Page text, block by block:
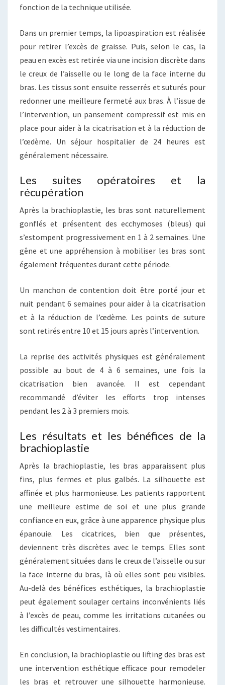
fonction de la technique utilisée.
Dans un premier temps, la lipoaspiration est réalisée
pour retirer l’excès de graisse. Puis, selon le cas, la
peau en excès est retirée via une incision discrète dans
le creux de l’aisselle ou le long de la face interne du
bras. Les tissus sont ensuite resserrés et suturés pour
redonner une meilleure fermeté aux bras. À l’issue de
l’intervention, un pansement compressif est mis en
place pour aider à la cicatrisation et à la réduction de
l’œdème. Un séjour hospitalier de 24 heures est
généralement nécessaire.
Les suites opératoires et la
récupération
Après la brachioplastie, les bras sont naturellement
gonflés et présentent des ecchymoses (bleus) qui
s’estompent progressivement en 1 à 2 semaines. Une
gêne et une appréhension à mobiliser les bras sont
également fréquentes durant cette période.
Un manchon de contention doit être porté jour et
nuit pendant 6 semaines pour aider à la cicatrisation
et à la réduction de l’œdème. Les points de suture
sont retirés entre 10 et 15 jours après l’intervention.
La reprise des activités physiques est généralement
possible au bout de 4 à 6 semaines, une fois la
cicatrisation bien avancée. Il est cependant
recommandé d’éviter les efforts trop intenses
pendant les 2 à 3 premiers mois.
Les résultats et les bénéfices de la
brachioplastie
Après la brachioplastie, les bras apparaissent plus
fins, plus fermes et plus galbés. La silhouette est
affinée et plus harmonieuse. Les patients rapportent
une meilleure estime de soi et une plus grande
confiance en eux, grâce à une apparence physique plus
épanouie. Les cicatrices, bien que présentes,
deviennent très discrètes avec le temps. Elles sont
généralement situées dans le creux de l’aisselle ou sur
la face interne du bras, là où elles sont peu visibles.
Au-delà des bénéfices esthétiques, la brachioplastie
peut également soulager certains inconvénients liés
à l’excès de peau, comme les irritations cutanées ou
les difficultés vestimentaires.
En conclusion, la brachioplastie ou lifting des bras est
une intervention esthétique efficace pour remodeler
les bras et retrouver une silhouette harmonieuse.